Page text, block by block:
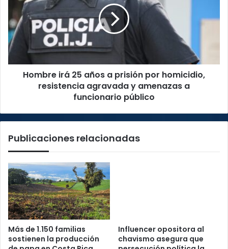
años
a
prisión
por
homicidio,
resistencia
agravada
funcionario
Hombre irá 25 años a prisión por homicidio,
resistencia agravada y amenazas a
funcionario público
Publicaciones relacionadas
Más de 1.150 familias
sostienen la producción
Influencer opositora al
chavismo asegura que